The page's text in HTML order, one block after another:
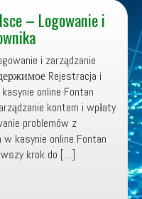
– Logowanie i
i zarządzanie
Rejestracja i
online Fontan
kontem i wpłaty
problemów z
kasynie online Fontan
krok do […]